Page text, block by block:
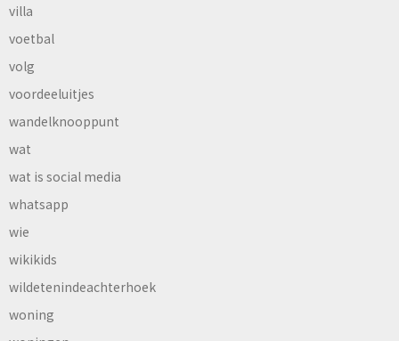
villa
voetbal
volg
voordeeluitjes
wandelknooppunt
wat
wat is social media
whatsapp
wie
wikikids
wildetenindeachterhoek
woning